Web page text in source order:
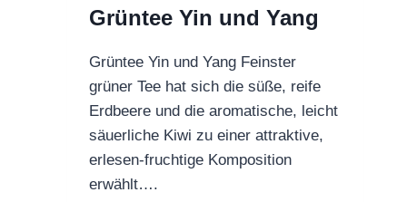
Grüntee Yin und Yang
Grüntee Yin und Yang Feinster
grüner Tee hat sich die süße, reife
Erdbeere und die aromatische, leicht
säuerliche Kiwi zu einer attraktive,
erlesen-fruchtige Komposition
erwählt….